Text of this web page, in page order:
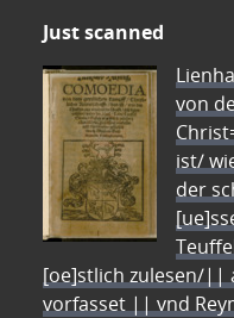
Just scanned
von
ist/
der
[oe]stlich zulesen/||
vorfasset || vnd